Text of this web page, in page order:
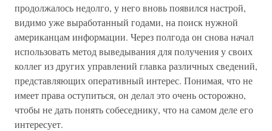
продолжалось недолго, у него вновь появился настрой,
видимо уже выработанный годами, на поиск нужной
американцам информации. Через полгода он снова начал
использовать метод выведывания для получения у своих
коллег из других управлений главка различных сведений,
представляющих оперативный интерес. Понимая, что не
имеет права оступиться, он делал это очень осторожно,
чтобы не дать понять собеседнику, что на самом деле его
интересует.